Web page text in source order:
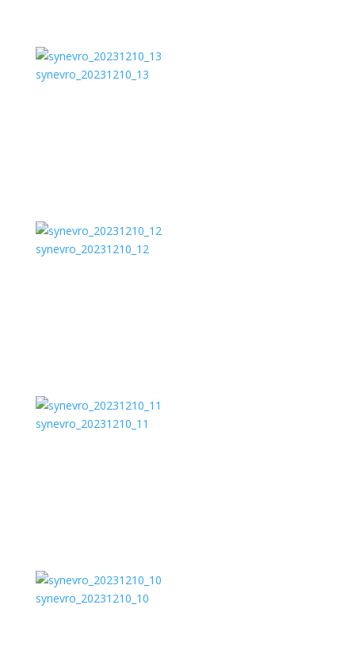
synevro_20231210_13
synevro_20231210_12
synevro_20231210_11
synevro_20231210_10